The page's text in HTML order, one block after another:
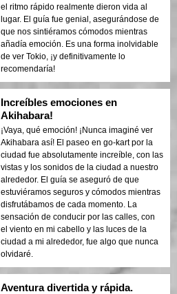
el ritmo rápido realmente dieron vida al
lugar. El guía fue genial, asegurándose de
que nos sintiéramos cómodos mientras
añadía emoción. Es una forma inolvidable
de ver Tokio, ¡y definitivamente lo
recomendaría!
Increíbles emociones en
Akihabara!
¡Vaya, qué emoción! ¡Nunca imaginé ver
Akihabara así! El paseo en go-kart por la
ciudad fue absolutamente increíble, con las
vistas y los sonidos de la ciudad a nuestro
alrededor. El guía se aseguró de que
estuviéramos seguros y cómodos mientras
disfrutábamos de cada momento. La
sensación de conducir por las calles, con
el viento en mi cabello y las luces de la
ciudad a mi alrededor, fue algo que nunca
olvidaré.
Aventura divertida y rápida.